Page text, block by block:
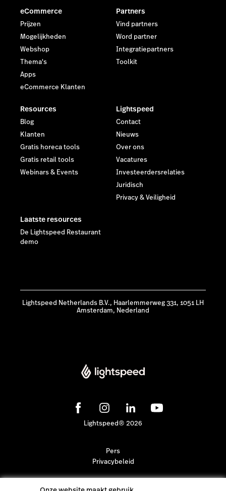
eCommerce
Prijzen
Mogelijkheden
Webshop
Thema's
Apps
eCommerce Klanten
Partners
Vind partners
Word partner
Integratiepartners
Toolkit
Resources
Blog
Klanten
Gratis horeca tools
Gratis retail tools
Webinars & Events
Lightspeed
Contact
Nieuws
Over ons
Vacatures
Investeerdersrelaties
Juridisch
Privacy & Veiligheid
Laatste resources
De Lightspeed Restaurant
demo
Lightspeed Netherlands B.V., Haarlemmerweg 331, 1051 LH
Amsterdam, Nederland
Lightspeed® 2026
Pers
Privacybeleid